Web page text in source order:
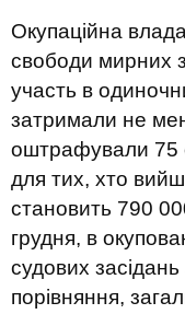
Окупаційна
свободи мирних
участь в
затримали не
оштрафували 75
для тих, хто
становить 790
грудня, в
судових
порівняння,